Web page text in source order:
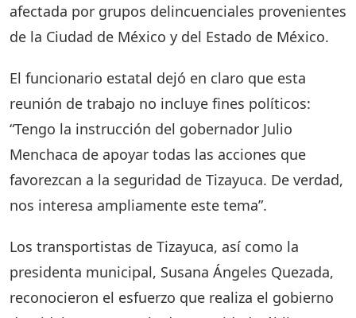
afectada por grupos delincuenciales provenientes
de la Ciudad de México y del Estado de México.
El funcionario estatal dejó en claro que esta
reunión de trabajo no incluye fines políticos:
“Tengo la instrucción del gobernador Julio
Menchaca de apoyar todas las acciones que
favorezcan a la seguridad de Tizayuca. De verdad,
nos interesa ampliamente este tema”.
Los transportistas de Tizayuca, así como la
presidenta municipal, Susana Ángeles Quezada,
reconocieron el esfuerzo que realiza el gobierno